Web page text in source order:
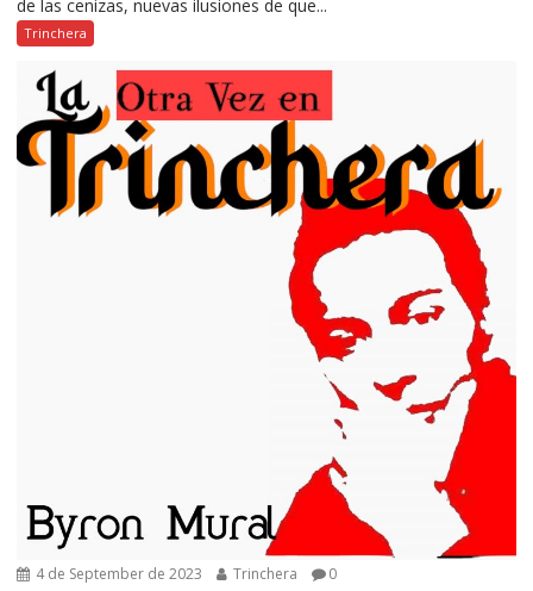
de las cenizas, nuevas ilusiones de que...
Trinchera
4 de September de 2023 Trinchera 0